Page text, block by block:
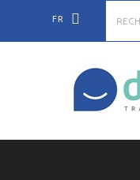
FR